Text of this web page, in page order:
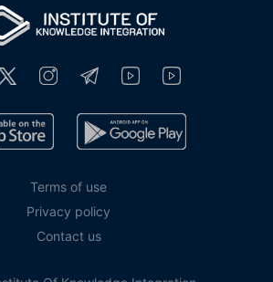
Terms of use
Privacy policy
Contact us